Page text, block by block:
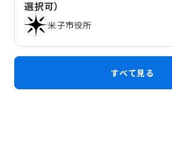
選択可）
米子市役所
すべて見る